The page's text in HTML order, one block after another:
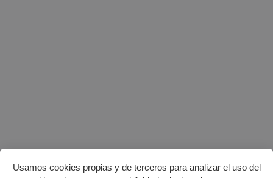
Usamos cookies propias y de terceros para analizar el uso del